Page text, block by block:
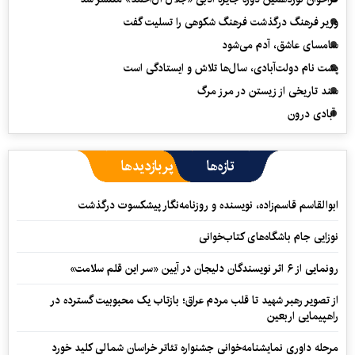
وزیر فرهنگ درگذشت فرهنگ شکوهی را تسلیت گفت
سامسای عاشق، آدم می‌شود
پشت نام دولت‌آبادی، سال‌ها تلاش و ایستادگی است
سند تاریخی از زیستن در مرز مرگ
آبادی درون
تازه‌ها پربازدیدها
ابوالقاسم قاسم‌زاده، نویسنده و روزنامه‌نگار پیشکسوت درگذشت
نوزایی جام باشگاه‌های کتاب‌خوانی
رونمایی از ۶ اثر نویسندگان دلیجان در آیین «سر این قلم سلامت»
از تصویر رهبر شهید تا قلب مردم عراق؛ بازتاب یک محبوبیت گسترده در
راهپیمایی اربعین
مرحله داوری نمایشنامه‌خوانی جشنواره تئاتر خراسان شمالی کلید خورد